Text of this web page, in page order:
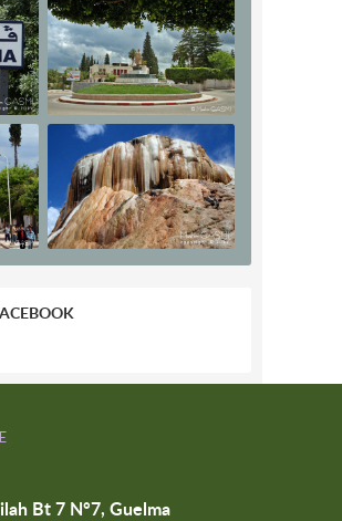
Bt 7 N°7, Guelma